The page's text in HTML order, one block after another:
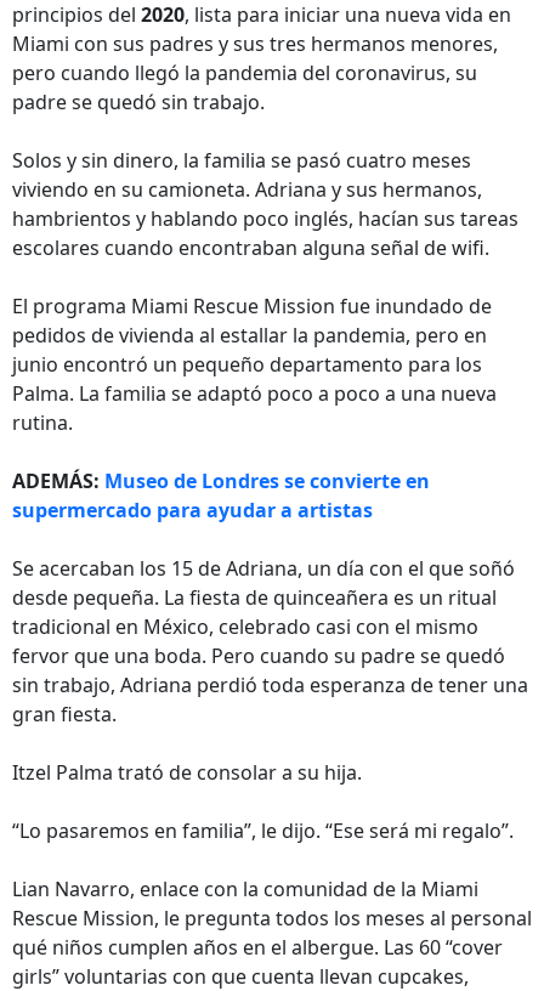
principios del 2020, lista para iniciar una nueva vida en
Miami con sus padres y sus tres hermanos menores,
pero cuando llegó la pandemia del coronavirus, su
padre se quedó sin trabajo.
Solos y sin dinero, la familia se pasó cuatro meses
viviendo en su camioneta. Adriana y sus hermanos,
hambrientos y hablando poco inglés, hacían sus tareas
escolares cuando encontraban alguna señal de wifi.
El programa Miami Rescue Mission fue inundado de
pedidos de vivienda al estallar la pandemia, pero en
junio encontró un pequeño departamento para los
Palma. La familia se adaptó poco a poco a una nueva
rutina.
ADEMÁS: Museo de Londres se convierte en
supermercado para ayudar a artistas
Se acercaban los 15 de Adriana, un día con el que soñó
desde pequeña. La fiesta de quinceañera es un ritual
tradicional en México, celebrado casi con el mismo
fervor que una boda. Pero cuando su padre se quedó
sin trabajo, Adriana perdió toda esperanza de tener una
gran fiesta.
Itzel Palma trató de consolar a su hija.
“Lo pasaremos en familia”, le dijo. “Ese será mi regalo”.
Lian Navarro, enlace con la comunidad de la Miami
Rescue Mission, le pregunta todos los meses al personal
qué niños cumplen años en el albergue. Las 60 “cover
girls” voluntarias con que cuenta llevan cupcakes,